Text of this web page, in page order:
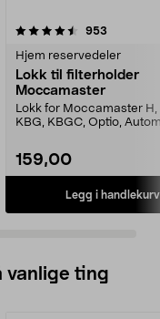
953
Hjem reservedeler
Lokk til filterholder
Moccamaster
Lokk for Moccamaster H,
KBG, KBGC, Optio,
159,00
Legg i handlekurv
4.5 av 5 stjerner
vanlige ting